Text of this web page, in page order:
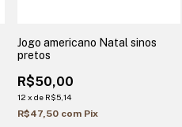
Jogo americano Natal sinos
pretos
R$50,00
12 x de R$5,14
R$47,50 com Pix